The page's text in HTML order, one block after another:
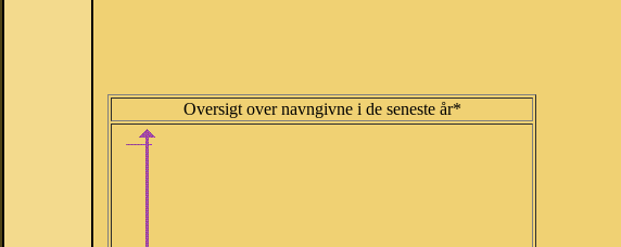
Oversigt over navngivne i de seneste år*